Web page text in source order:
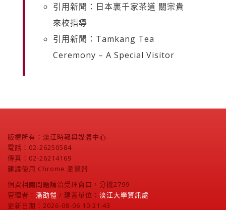
引用新聞：日本裏千家茶道 關宗貴
來校指導
引用新聞：Tamkang Tea
Ceremony – A Special Visitor
版權所有：淡江時報與媒體中心
電話：02-26250584
傳真：02-26214169
建議使用 Chrome 瀏覽器
個資相關問題請洽受理窗口，分機2799
管理者： 潘劭愷 / 建置單位： 淡江大學資訊處
更新日期：2026-08-06 10:21:43